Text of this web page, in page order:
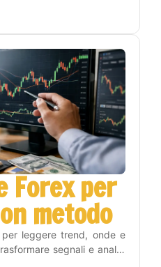
Forex per
metodo
leggere trend, onde e
segnali e analisi